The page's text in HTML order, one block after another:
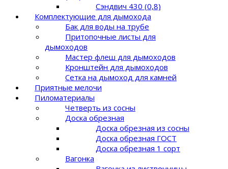
Сэндвич 430 (0,8)
Комплектующие для дымохода
Бак для воды на трубе
Притопочные листы для
дымоходов
Мастер флеш для дымоходов
Кронштейн для дымоходов
Сетка на дымоход для камней
Приятные мелочи
Пиломатериалы
Четверть из сосны
Доска обрезная
Доска обрезная из сосны
Доска обрезная ГОСТ
Доска обрезная 1 сорт
Вагонка